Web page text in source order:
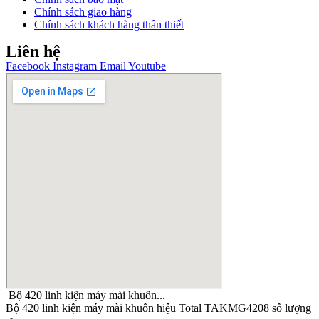
Chính sách giao hàng
Chính sách khách hàng thân thiết
Liên hệ
Facebook Instagram Email Youtube
Bộ 420 linh kiện máy mài khuôn...
Bộ 420 linh kiện máy mài khuôn hiệu Total TAKMG4208 số lượng